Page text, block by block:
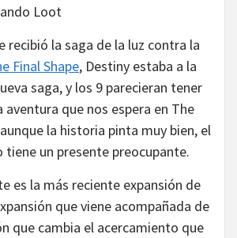
Loot
recibió la saga de la luz contra la
Final Shape, Destiny estaba a la
saga, y los 9 parecieran tener
aventura que nos espera en The
la historia pinta muy bien, el
un presente preocupante.
es la más reciente expansión de
que viene acompañada de
que cambia el acercamiento que